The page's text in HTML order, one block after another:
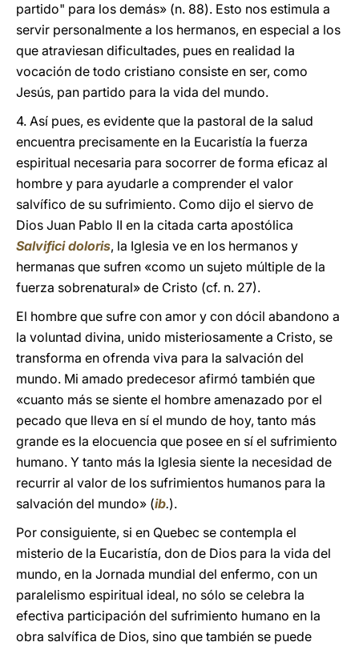
partido" para los demás» (n. 88). Esto nos estimula a
servir personalmente a los hermanos, en especial a los
que atraviesan dificultades, pues en realidad la
vocación de todo cristiano consiste en ser, como
Jesús, pan partido para la vida del mundo.
4. Así pues, es evidente que la pastoral de la salud
encuentra precisamente en la Eucaristía la fuerza
espiritual necesaria para socorrer de forma eficaz al
hombre y para ayudarle a comprender el valor
salvífico de su sufrimiento. Como dijo el siervo de
Dios Juan Pablo II en la citada carta apostólica
Salvifici doloris, la Iglesia ve en los hermanos y
hermanas que sufren «como un sujeto múltiple de la
fuerza sobrenatural» de Cristo (cf. n. 27).
El hombre que sufre con amor y con dócil abandono a
la voluntad divina, unido misteriosamente a Cristo, se
transforma en ofrenda viva para la salvación del
mundo. Mi amado predecesor afirmó también que
«cuanto más se siente el hombre amenazado por el
pecado que lleva en sí el mundo de hoy, tanto más
grande es la elocuencia que posee en sí el sufrimiento
humano. Y tanto más la Iglesia siente la necesidad de
recurrir al valor de los sufrimientos humanos para la
salvación del mundo» (ib.).
Por consiguiente, si en Quebec se contempla el
misterio de la Eucaristía, don de Dios para la vida del
mundo, en la Jornada mundial del enfermo, con un
paralelismo espiritual ideal, no sólo se celebra la
efectiva participación del sufrimiento humano en la
obra salvífica de Dios, sino que también se puede